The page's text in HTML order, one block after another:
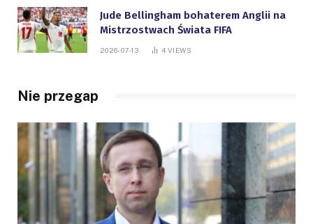
Jude Bellingham bohaterem Anglii na
Mistrzostwach Świata FIFA
2026-07-13 4 VIEWS
Nie przegap